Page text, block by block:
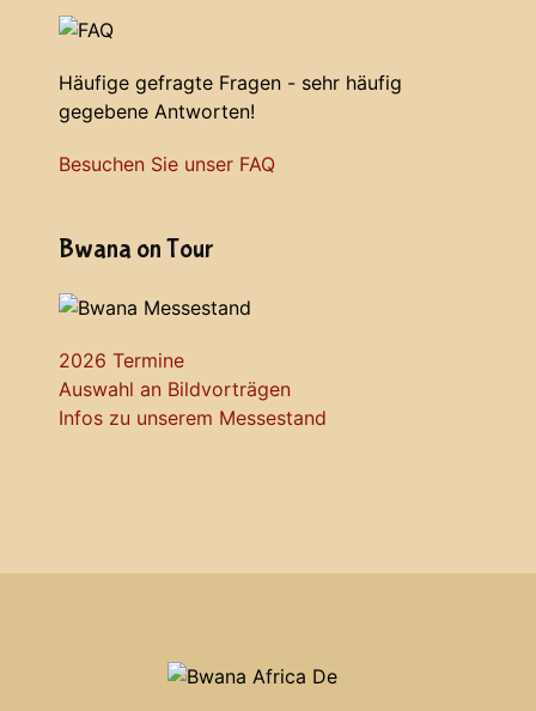
Häufige gefragte Fragen - sehr häufig
gegebene Antworten!
Besuchen Sie unser FAQ
Bwana on Tour
2026 Termine
Auswahl an Bildvorträgen
Infos zu unserem Messestand